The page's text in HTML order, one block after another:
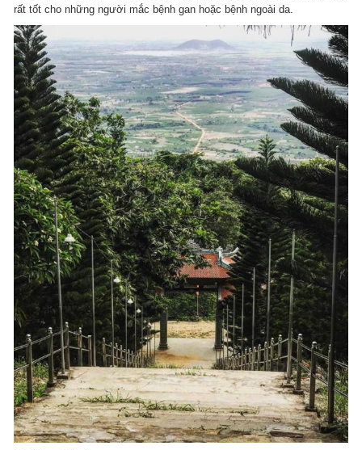
rất tốt cho những người mắc bệnh gan hoặc bệnh ngoài da.